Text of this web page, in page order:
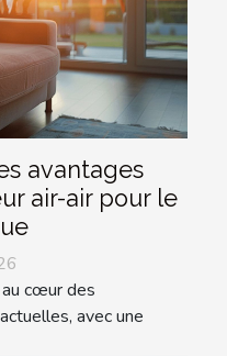
avantages
air-air pour le
cœur des
avec une